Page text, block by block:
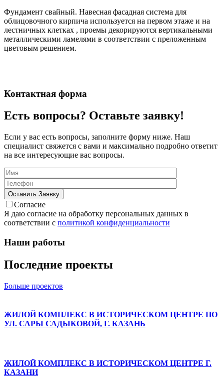
Фундамент свайный. Навесная фасадная система для
облицовочного кирпича используется на первом этаже и на
лестничных клетках , проемы декорируются вертикальными
металлическими ламелями в соответствии с преложенным
цветовым решением.
Контактная форма
Есть вопросы? Оставьте заявку!
Если у вас есть вопросы, заполните форму ниже. Наш
специалист свяжется с вами и максимально подробно ответит
на все интересующие вас вопросы.
Согласие
Я даю согласие на обработку персональных данных в
соответствии с политикой конфиденциальности
Наши работы
Последние проекты
Больше проектов
ЖИЛОЙ КОМПЛЕКС В ИСТОРИЧЕСКОМ ЦЕНТРЕ ПО
УЛ. САРЫ САДЫКОВОЙ, Г. КАЗАНЬ
ЖИЛОЙ КОМПЛЕКС В ИСТОРИЧЕСКОМ ЦЕНТРЕ Г.
КАЗАНИ